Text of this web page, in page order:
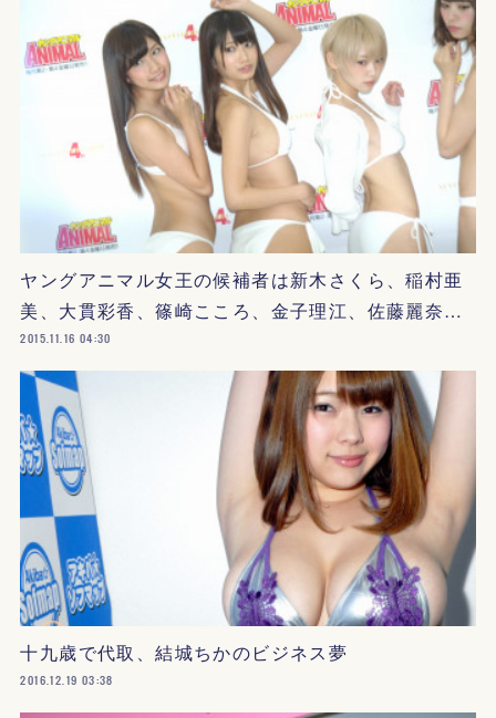
ヤングアニマル女王の候補者は新木さくら、稲村亜
美、大貫彩香、篠崎こころ、金子理江、佐藤麗奈…
2015.11.16 04:30
十九歳で代取、結城ちかのビジネス夢
2016.12.19 03:38